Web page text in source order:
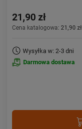
21,90 zł
Cena katalogowa: 21,90 zł
Wysyłka w: 2-3 dni
Darmowa dostawa